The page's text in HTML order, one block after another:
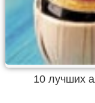
10 лучших